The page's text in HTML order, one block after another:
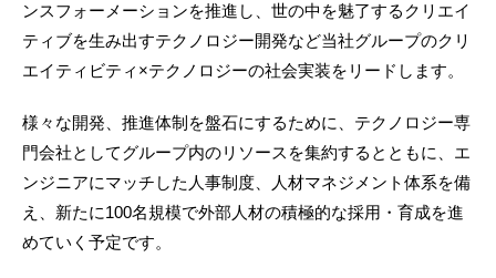
ンスフォーメーションを推進し、世の中を魅了するクリエイ
ティブを生み出すテクノロジー開発など当社グループのクリ
エイティビティ×テクノロジーの社会実装をリードします。
様々な開発、推進体制を盤石にするために、テクノロジー専
門会社としてグループ内のリソースを集約するとともに、エ
ンジニアにマッチした人事制度、人材マネジメント体系を備
え、新たに100名規模で外部人材の積極的な採用・育成を進
めていく予定です。